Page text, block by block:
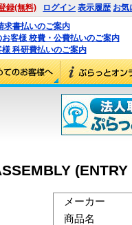
録(無料) ログイン 表示履歴 お気
求書払いのご案内
客様 校費・公費払いのご案内
科研費払いのご案内
メーカー
商品名